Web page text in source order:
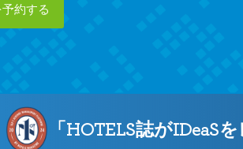
約する
「HOTELS誌がIDeaS